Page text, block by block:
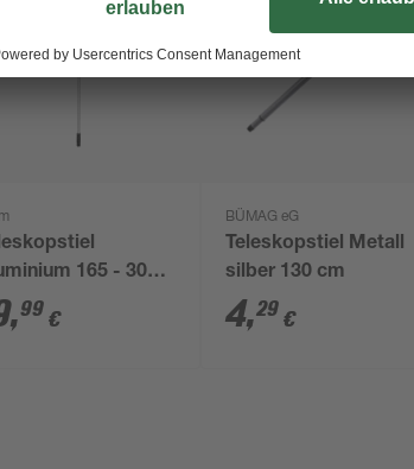
165 - 300
,99 €
BÜMAG eG
Teleskopstiel Metall
silber 130 cm
4,29 €